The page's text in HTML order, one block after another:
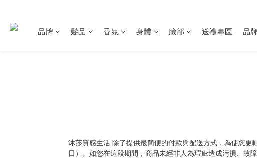
品牌 髮品 香氛 身體 臉部 送禮專區 品
沐莎質感生活 除了提供最簡便的付款與配送方式，為使您
日）。如您在這段期間，商品未經非人為瑕疵造成污損、故